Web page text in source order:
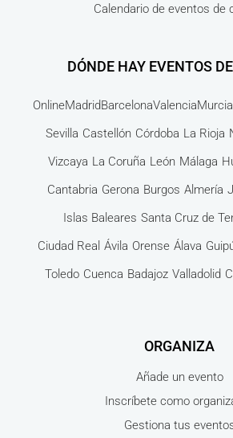
Calendario de eventos de
DÓNDE HAY EVENTOS
OnlineMadridBarcelonaValenciaMurcia
Sevilla Castellón Córdoba La Rioja
Vizcaya La Coruña León Málaga
Cantabria Gerona Burgos Almería
Islas Baleares Santa Cruz de
Ciudad Real Ávila Orense Álava
Toledo Cuenca Badajoz Valladolid
ORGANIZA
Añade un evento
Inscríbete como
Gestiona tus